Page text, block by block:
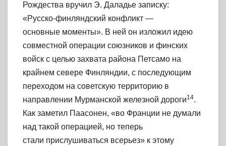
Рождества вручил Э. Даладье записку:
«Русско-финляндский конфликт —
основные моменты». В ней он изложил идею
совместной операции союзников и финских
войск с целью захвата района Петсамо на
крайнем севере Финляндии, с последующим
переходом на советскую территорию в
направлении Мурманской железной дороги14.
Как заметил Паасонен, «во Франции не думали
над такой операцией, но теперь
стали прислушиваться всерьез» к этому